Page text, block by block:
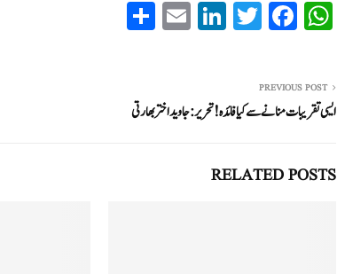
W
A
pp
Fa
ok
T
r
Li
In
E
PREVIOUS POST
ایسی تقریبات منانے سے کیا فائدہ! تحریر:جاوید اختر بھارتی
RELATED POSTS